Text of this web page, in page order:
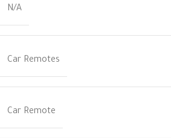
N/A
Car Remotes
Car Remote